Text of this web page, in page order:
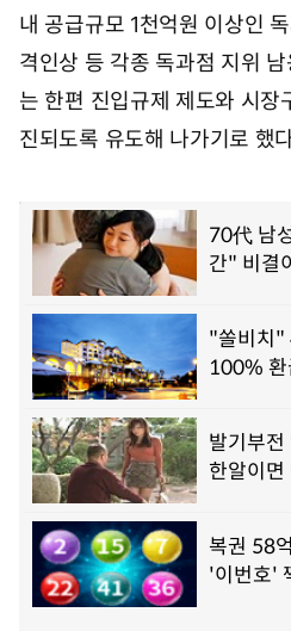
내 공급규모 1천억원 이상인
격인상 등 각종 독과점 지위
는 한편 진입규제 제도와 시장
진되도록 유도해 나가기로 했